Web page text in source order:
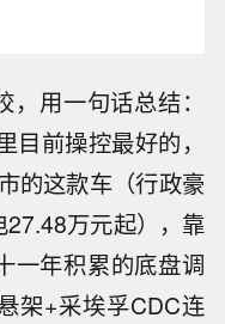
用一句话总结：
前操控最好的，
的这款车（行政豪
万元起），靠
一年积累的底盘调
架+采埃孚CDC连